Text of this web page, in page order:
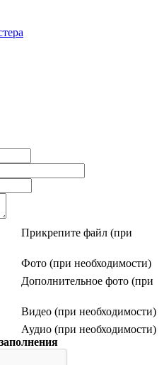
Прикрепите файл (при
Фото (при необходимости)
Дополнительное фото (при
Видео (при необходимости)
Аудио (при необходимости)